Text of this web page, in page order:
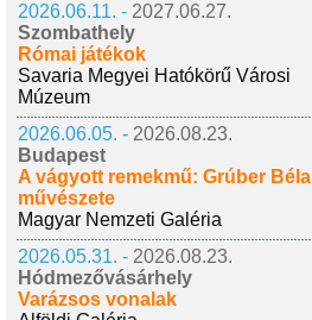
2026.06.11. - 2027.06.27.
Szombathely
Római játékok
Savaria Megyei Hatókörű Városi
Múzeum
2026.06.05. - 2026.08.23.
Budapest
A vágyott remekmű: Grúber Béla
művészete
Magyar Nemzeti Galéria
2026.05.31. - 2026.08.23.
Hódmezővásárhely
Varázsos vonalak